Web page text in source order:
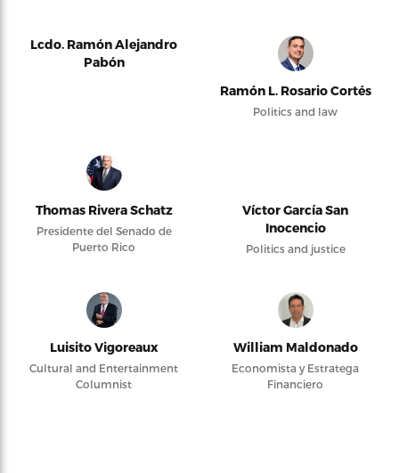
Lcdo. Ramón Alejandro
Pabón
Ramón L. Rosario Cortés
Politics and law
Thomas Rivera Schatz
Presidente del Senado de
Puerto Rico
Víctor García San
Inocencio
Politics and justice
Luisito Vigoreaux
Cultural and Entertainment
Columnist
William Maldonado
Economista y Estratega
Financiero